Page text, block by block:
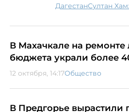
Дагестан Султан
В Махачкале на ремонте
бюджета украли более
12 октября, 14:17Общество
В Предгорье вырастили